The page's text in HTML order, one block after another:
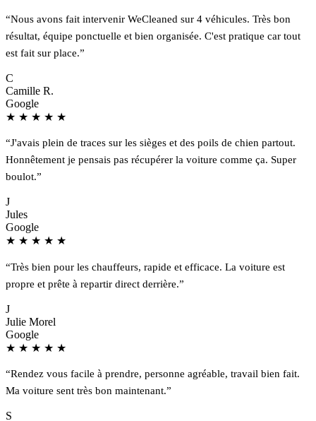
“Nous avons fait intervenir WeCleaned sur 4 véhicules. Très bon
résultat, équipe ponctuelle et bien organisée. C'est pratique car tout
est fait sur place.”
C
Camille R.
Google
★ ★ ★ ★ ★
“J'avais plein de traces sur les sièges et des poils de chien partout.
Honnêtement je pensais pas récupérer la voiture comme ça. Super
boulot.”
J
Jules
Google
★ ★ ★ ★ ★
“Très bien pour les chauffeurs, rapide et efficace. La voiture est
propre et prête à repartir direct derrière.”
J
Julie Morel
Google
★ ★ ★ ★ ★
“Rendez vous facile à prendre, personne agréable, travail bien fait.
Ma voiture sent très bon maintenant.”
S